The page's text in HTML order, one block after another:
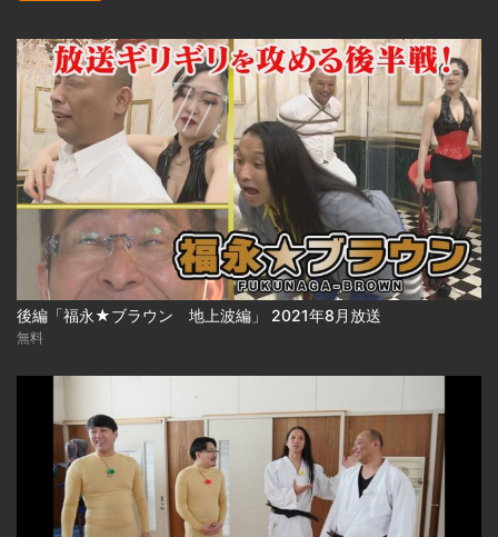
後編「福永★ブラウン 地上波編」 2021年8月放送
無料